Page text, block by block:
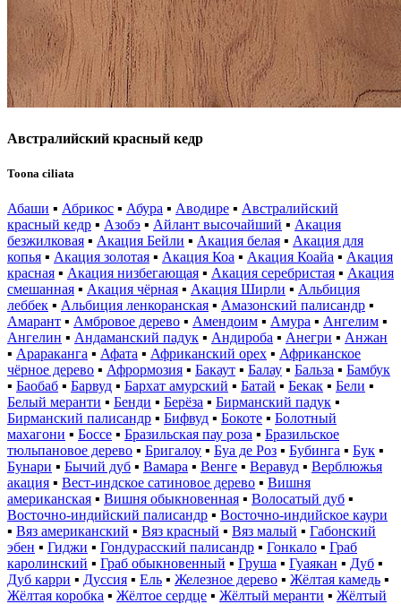
Австралийский красный кедр
Toona ciliata
Абаши ▪ Абрикос ▪ Абура ▪ Аводире ▪ Австралийский
красный кедр ▪ Азобэ ▪ Айлант высочайший ▪ Акация
безжилковая ▪ Акация Бейли ▪ Акация белая ▪ Акация для
копья ▪ Акация золотая ▪ Акация Коа ▪ Акация Коайа ▪ Акация
красная ▪ Акация низбегающая ▪ Акация серебристая ▪ Акация
смешанная ▪ Акация чёрная ▪ Акация Ширли ▪ Альбиция
леббек ▪ Альбиция ленкоранская ▪ Амазонский палисандр ▪
Амарант ▪ Амбровое дерево ▪ Амендоим ▪ Амура ▪ Ангелим ▪
Ангелин ▪ Андаманский падук ▪ Андироба ▪ Анегри ▪ Анжан
▪ Арараканга ▪ Афата ▪ Африканский орех ▪ Африканское
чёрное дерево ▪ Афрормозия ▪ Бакаут ▪ Балау ▪ Бальза ▪ Бамбук
▪ Баобаб ▪ Барвуд ▪ Бархат амурский ▪ Батай ▪ Бекак ▪ Бели ▪
Белый меранти ▪ Бенди ▪ Берёза ▪ Бирманский падук ▪
Бирманский палисандр ▪ Бифвуд ▪ Бокоте ▪ Болотный
махагони ▪ Боссе ▪ Бразильская пау роза ▪ Бразильское
тюльпановое дерево ▪ Бригалоу ▪ Буа де Роз ▪ Бубинга ▪ Бук ▪
Бунари ▪ Бычий дуб ▪ Вамара ▪ Венге ▪ Веравуд ▪ Верблюжья
акация ▪ Вест-индское сатиновое дерево ▪ Вишня
американская ▪ Вишня обыкновенная ▪ Волосатый дуб ▪
Восточно-индийский палисандр ▪ Восточно-индийское каури
▪ Вяз американский ▪ Вяз красный ▪ Вяз малый ▪ Габонский
эбен ▪ Гиджи ▪ Гондурасский палисандр ▪ Гонкало ▪ Граб
каролинский ▪ Граб обыкновенный ▪ Груша ▪ Гуаякан ▪ Дуб ▪
Дуб карри ▪ Дуссия ▪ Ель ▪ Железное дерево ▪ Жёлтая камедь ▪
Жёлтая коробка ▪ Жёлтое сердце ▪ Жёлтый меранти ▪ Жёлтый